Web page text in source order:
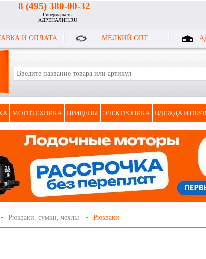
8 (495) 380-00-32
Гипермаркеты
АДРЕНАЛИН.RU
И ОПЛАТА МЕЛКИЙ ОПТ
МОТОТЕХНИКА ПРИЦЕПЫ ЭЛЕКТРОНИКА ОДЕЖДА И
Рюкзаки, сумки, чехлы Рюкзаки